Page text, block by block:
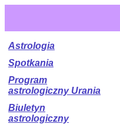
Astrologia
Spotkania
Program
astrologiczny Urania
Biuletyn
astrologiczny